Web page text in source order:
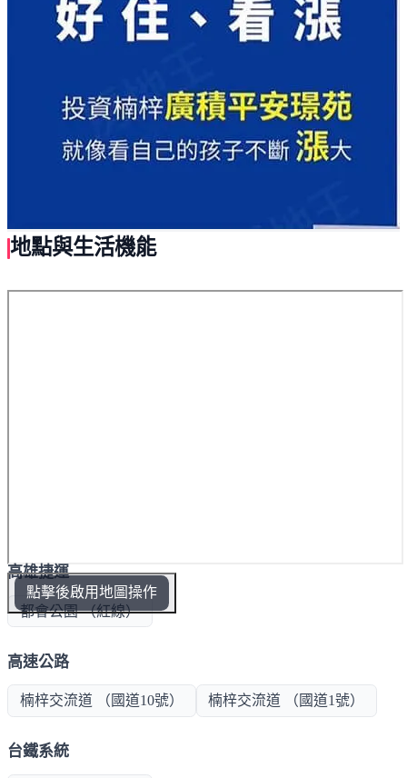
地點與生活機能
點擊後啟用地圖操作
高雄捷運
都會公園 （紅線）
高速公路
楠梓交流道 （國道10號） 楠梓交流道 （國道1號）
台鐵系統